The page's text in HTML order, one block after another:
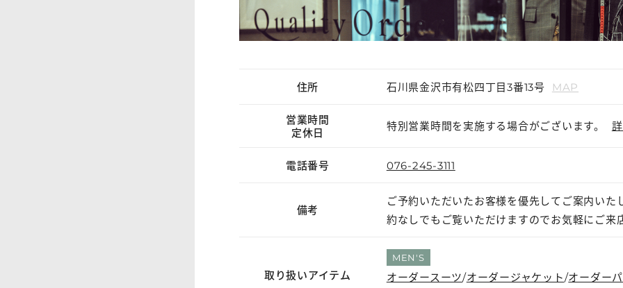
住所 石川県金沢市有松四丁目3番13号 MAP
営業時間
定休日
特別営業時間を実施する場合がございます。
電話番号 076-245-3111
備考
ご予約いただいたお客様を優先してご案内いた
約なしでもご覧いただけますのでお気軽にご来
取り扱いアイテム
MEN'S
オーダースーツ オーダージャケット オーダー